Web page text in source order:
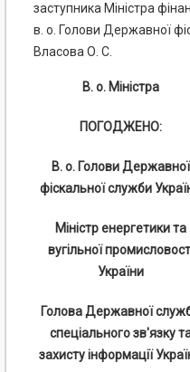
заступника Міністра
в. о. Голови Державної
Власова О. С.
В. о. Міністра
ПОГОДЖЕНО:
В. о. Голови Державної
фіскальної служби
Міністр енергетики та
вугільної
України
Голова Державної
спеціального зв'язку
захисту інформації